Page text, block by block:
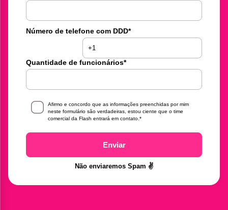
Número de telefone com DDD*
Quantidade de funcionários*
Afirmo e concordo que as informações preenchidas por mim
neste formulário são verdadeiras, estou ciente que o time
comercial da Flash entrará em contato. *
Enviar
Não enviaremos Spam ✌️